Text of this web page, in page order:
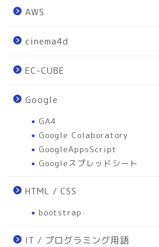
AWS
cinema4d
EC-CUBE
Google
GA4
Google Colaboratory
GoogleAppsScript
Googleスプレッドシート
HTML / CSS
bootstrap
IT / プログラミング用語